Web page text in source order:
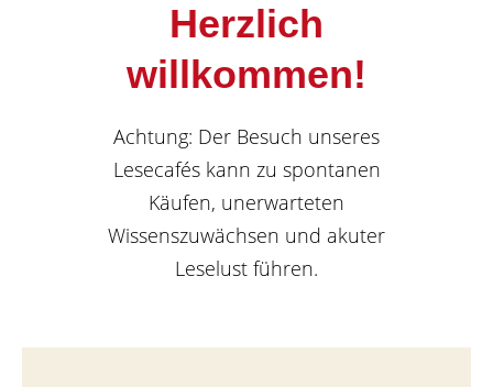
Herzlich
willkommen!
Achtung: Der Besuch unseres
Lesecafés kann zu spontanen
Käufen, unerwarteten
Wissenszuwächsen und akuter
Leselust führen.